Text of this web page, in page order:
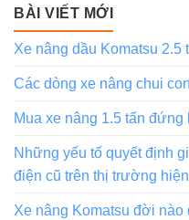
BÀI VIẾT MỚI
Xe nâng dầu Komatsu 2.5
Các dòng xe nâng chui
Mua xe nâng 1.5 tấn đứng
Những yếu tố quyết định
điện cũ trên thị trường
Xe nâng Komatsu đời